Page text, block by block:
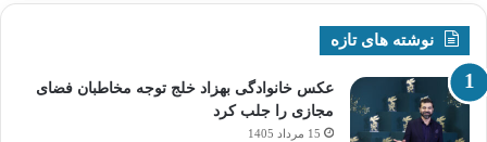
نوشته های تازه
عکس خانوادگی بهزاد خلج توجه مخاطبان فضای
مجازی را جلب کرد
15 مرداد 1405